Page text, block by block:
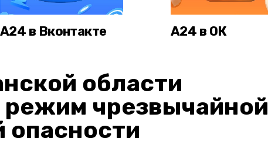
А24 в Вконтакте А24 в ОК
области
режим чрезвычайной